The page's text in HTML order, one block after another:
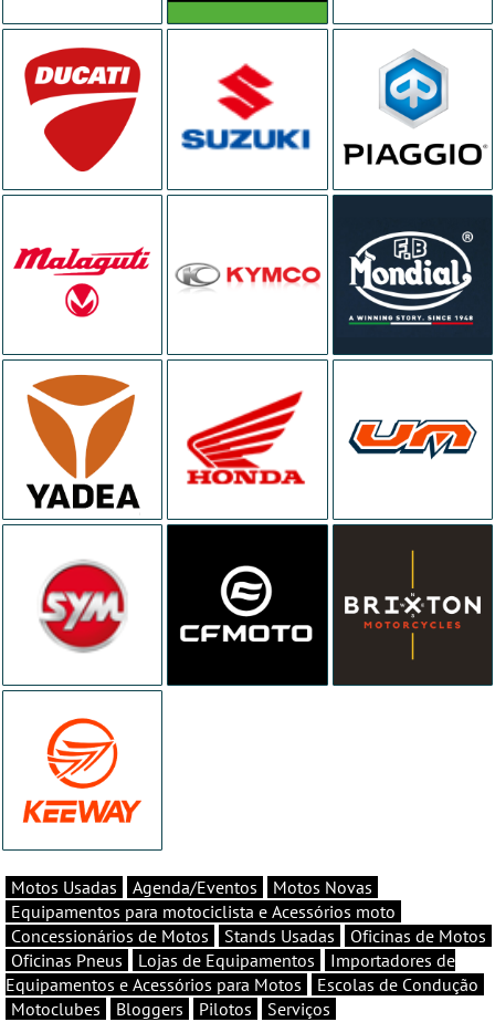
Motos Usadas Agenda/Eventos
Motos Novas
Equipamentos para motociclista e Acessórios moto
Concessionários de Motos
Stands Usadas
Oficinas de Motos
Oficinas Pneus
Lojas de Equipamentos
Importadores de
Equipamentos e Acessórios para Motos
Escolas de Condução
Motoclubes
Bloggers Pilotos Serviços